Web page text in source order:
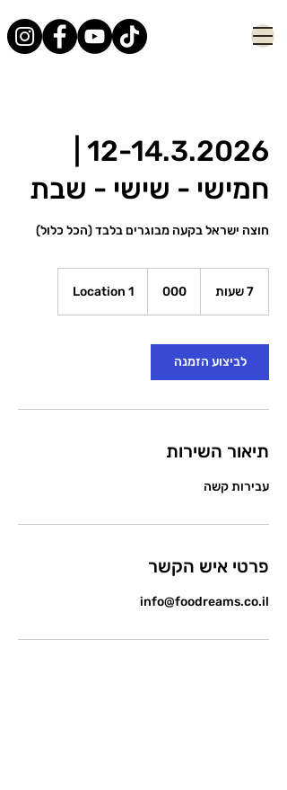
חמישי - שישי - שבת
חוצה ישראל בקעה מבוגרים בלבד (הכל כלול)
7 שעות
ו
ת
000
Location 1
לביצוע הזמנה
תיאור השירות
עבירות קשה
פרטי איש הקשר
info@foodreams.co.il